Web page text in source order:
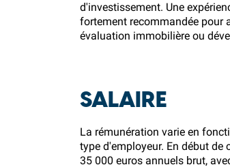
d'investissement. Une
fortement recommandée pour
évaluation immobilière ou
SALAIRE
La rémunération varie en
type d'employeur. En début de
35 000 euros annuels brut,